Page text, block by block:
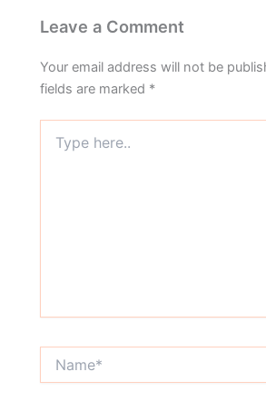
Leave a Comment
Your email address will not be
fields are marked *
here..